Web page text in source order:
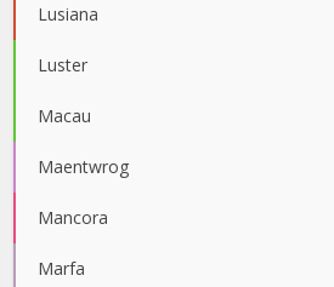
Lusiana
Luster
Macau
Maentwrog
Mancora
Marfa